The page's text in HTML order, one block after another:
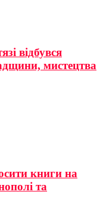
відбувся
мистецтва
книги на
та